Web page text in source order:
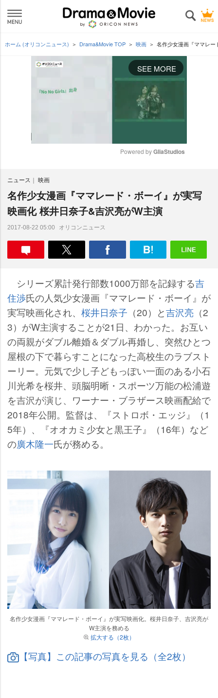
ホーム (オリコンニュース) Drama&Movie TOP 映画 名作少女漫画『ママレー
SEE MORE
e
Powered by GliaStudios
ニュース 映画
名作少女漫画『ママレード・ボーイ』が実写
映画化 桜井日奈子&吉沢亮がW主演
2017-08-22 05:00 オリコンニュース
シリーズ累計発行部数1000万部を記録する吉
住渉氏の人気少女漫画『ママレード・ボーイ』が
実写映画化され、 桜井日奈子 （20）と吉沢亮 （2
3）がW主演することが21日、わかった。お互い
の両親がダブル離婚＆ダブル再婚し、突然ひとつ
屋根の下で暮らすことになった高校生のラブスト
ーリー。元気で少し子どもっぽい一面のある小石
川光希を桜井、頭脳明晰・スポーツ万能の松浦遊
を吉沢が演じ、ワーナー・ブラザース映画配給で
2018年公開。監督は、『ストロボ・エッジ』（1
5年）、『オオカミ少女と黒王子』（16年）など
の廣木隆一氏が務める。
名作少女漫画『ママレード・ボーイ』が実写映画化。桜井日奈子、吉沢亮が
W主演を務める
拡大する（2枚）
【写真】この記事の写真を見る（全2枚）